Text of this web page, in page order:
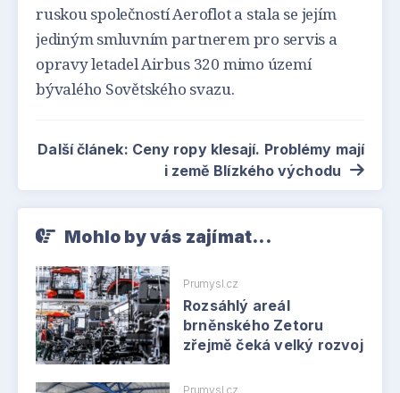
ruskou společností Aeroflot a stala se jejím
jediným smluvním partnerem pro servis a
opravy letadel Airbus 320 mimo území
bývalého Sovětského svazu.
Další článek: Ceny ropy klesají. Problémy mají
i země Blízkého východu
Mohlo by vás zajímat...
Prumysl.cz
Rozsáhlý areál
brněnského Zetoru
zřejmě čeká velký rozvoj
Prumysl.cz